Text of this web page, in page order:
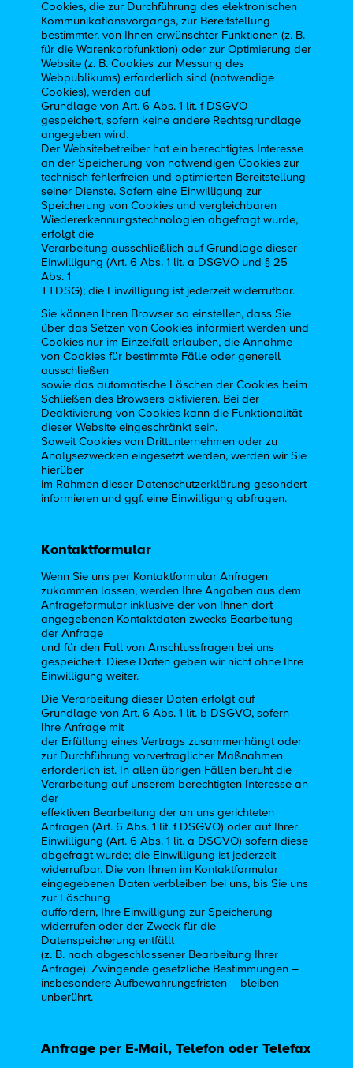
Cookies, die zur Durchführung des elektronischen
Kommunikationsvorgangs, zur Bereitstellung
bestimmter, von Ihnen erwünschter Funktionen (z. B.
für die Warenkorbfunktion) oder zur Optimierung der
Website (z. B. Cookies zur Messung des
Webpublikums) erforderlich sind (notwendige
Cookies), werden auf
Grundlage von Art. 6 Abs. 1 lit. f DSGVO
gespeichert, sofern keine andere Rechtsgrundlage
angegeben wird.
Der Websitebetreiber hat ein berechtigtes Interesse
an der Speicherung von notwendigen Cookies zur
technisch fehlerfreien und optimierten Bereitstellung
seiner Dienste. Sofern eine Einwilligung zur
Speicherung von Cookies und vergleichbaren
Wiedererkennungstechnologien abgefragt wurde,
erfolgt die
Verarbeitung ausschließlich auf Grundlage dieser
Einwilligung (Art. 6 Abs. 1 lit. a DSGVO und § 25
Abs. 1
TTDSG); die Einwilligung ist jederzeit widerrufbar.
Sie können Ihren Browser so einstellen, dass Sie
über das Setzen von Cookies informiert werden und
Cookies nur im Einzelfall erlauben, die Annahme
von Cookies für bestimmte Fälle oder generell
ausschließen
sowie das automatische Löschen der Cookies beim
Schließen des Browsers aktivieren. Bei der
Deaktivierung von Cookies kann die Funktionalität
dieser Website eingeschränkt sein.
Soweit Cookies von Drittunternehmen oder zu
Analysezwecken eingesetzt werden, werden wir Sie
hierüber
im Rahmen dieser Datenschutzerklärung gesondert
informieren und ggf. eine Einwilligung abfragen.
Kontaktformular
Wenn Sie uns per Kontaktformular Anfragen
zukommen lassen, werden Ihre Angaben aus dem
Anfrageformular inklusive der von Ihnen dort
angegebenen Kontaktdaten zwecks Bearbeitung
der Anfrage
und für den Fall von Anschlussfragen bei uns
gespeichert. Diese Daten geben wir nicht ohne Ihre
Einwilligung weiter.
Die Verarbeitung dieser Daten erfolgt auf
Grundlage von Art. 6 Abs. 1 lit. b DSGVO, sofern
Ihre Anfrage mit
der Erfüllung eines Vertrags zusammenhängt oder
zur Durchführung vorvertraglicher Maßnahmen
erforderlich ist. In allen übrigen Fällen beruht die
Verarbeitung auf unserem berechtigten Interesse an
der
effektiven Bearbeitung der an uns gerichteten
Anfragen (Art. 6 Abs. 1 lit. f DSGVO) oder auf Ihrer
Einwilligung (Art. 6 Abs. 1 lit. a DSGVO) sofern diese
abgefragt wurde; die Einwilligung ist jederzeit
widerrufbar. Die von Ihnen im Kontaktformular
eingegebenen Daten verbleiben bei uns, bis Sie uns
zur Löschung
auffordern, Ihre Einwilligung zur Speicherung
widerrufen oder der Zweck für die
Datenspeicherung entfällt
(z. B. nach abgeschlossener Bearbeitung Ihrer
Anfrage). Zwingende gesetzliche Bestimmungen –
insbesondere Aufbewahrungsfristen – bleiben
unberührt.
Anfrage per E-Mail, Telefon oder Telefax